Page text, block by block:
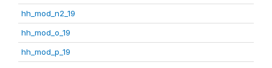
hh_mod_n2_19
hh_mod_o_19
hh_mod_p_19